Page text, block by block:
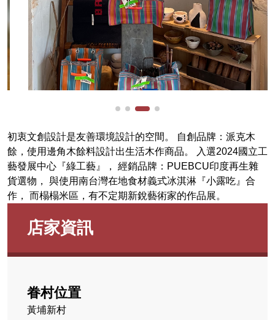
初衷文創設計是友善環境設計的空間。 自創品牌：派克木
餘，使用邊角木餘料設計出生活木作商品。 入選2024國立工
藝發展中心『綠工藝』， 經銷品牌：PUEBCU印度再生雜
貨選物， 與使用南台灣在地食材義式冰淇淋『小露吃』合
作， 而榻榻米區，有不定期新銳藝術家的作品展。
店家資訊
眷村位置
黃埔新村